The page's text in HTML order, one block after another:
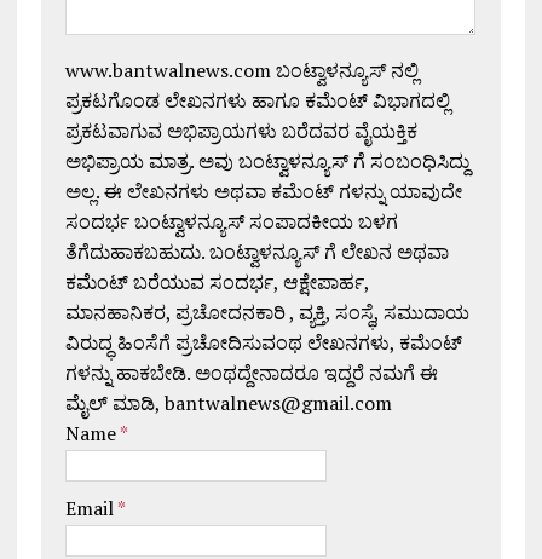
www.bantwalnews.com ಬಂಟ್ವಾಳನ್ಯೂಸ್ ನಲ್ಲಿ
ಪ್ರಕಟಗೊಂಡ ಲೇಖನಗಳು ಹಾಗೂ ಕಮೆಂಟ್ ವಿಭಾಗದಲ್ಲಿ
ಪ್ರಕಟವಾಗುವ ಅಭಿಪ್ರಾಯಗಳು ಬರೆದವರ ವೈಯಕ್ತಿಕ
ಅಭಿಪ್ರಾಯ ಮಾತ್ರ. ಅವು ಬಂಟ್ವಾಳನ್ಯೂಸ್ ಗೆ ಸಂಬಂಧಿಸಿದ್ದು
ಅಲ್ಲ. ಈ ಲೇಖನಗಳು ಅಥವಾ ಕಮೆಂಟ್ ಗಳನ್ನು ಯಾವುದೇ
ಸಂದರ್ಭ ಬಂಟ್ವಾಳನ್ಯೂಸ್ ಸಂಪಾದಕೀಯ ಬಳಗ
ತೆಗೆದುಹಾಕಬಹುದು. ಬಂಟ್ವಾಳನ್ಯೂಸ್ ಗೆ ಲೇಖನ ಅಥವಾ
ಕಮೆಂಟ್ ಬರೆಯುವ ಸಂದರ್ಭ, ಆಕ್ಷೇಪಾರ್ಹ,
ಮಾನಹಾನಿಕರ, ಪ್ರಚೋದನಕಾರಿ , ವ್ಯಕ್ತಿ, ಸಂಸ್ಥೆ, ಸಮುದಾಯ
ವಿರುದ್ಧ ಹಿಂಸೆಗೆ ಪ್ರಚೋದಿಸುವಂಥ ಲೇಖನಗಳು, ಕಮೆಂಟ್
ಗಳನ್ನು ಹಾಕಬೇಡಿ. ಅಂಥದ್ದೇನಾದರೂ ಇದ್ದರೆ ನಮಗೆ ಈ
ಮೈಲ್ ಮಾಡಿ, bantwalnews@gmail.com
Name*
Email*